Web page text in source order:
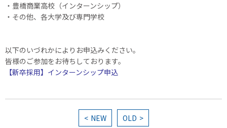
・豊橋商業高校（インターンシップ）
・その他、各大学及び専門学校
以下のいづれかによりお申込みください。
皆様のご参加をお待ちしております。
【新卒採用】インターンシップ申込
NEW OLD